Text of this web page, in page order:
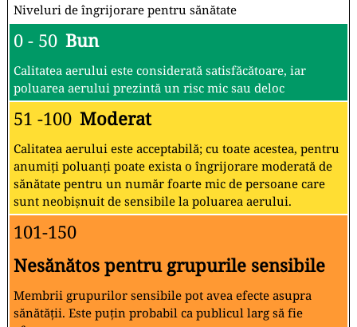
Niveluri de îngrijorare pentru sănătate
0 - 50 Bun
Calitatea aerului este considerată satisfăcătoare, iar
poluarea aerului prezintă un risc mic sau deloc
51 -100 Moderat
Calitatea aerului este acceptabilă; cu toate acestea, pentru
anumiți poluanți poate exista o îngrijorare moderată de
sănătate pentru un număr foarte mic de persoane care
sunt neobișnuit de sensibile la poluarea aerului.
101-150
Nesănătos pentru grupurile sensibile
Membrii grupurilor sensibile pot avea efecte asupra
sănătății. Este puțin probabil ca publicul larg să fie